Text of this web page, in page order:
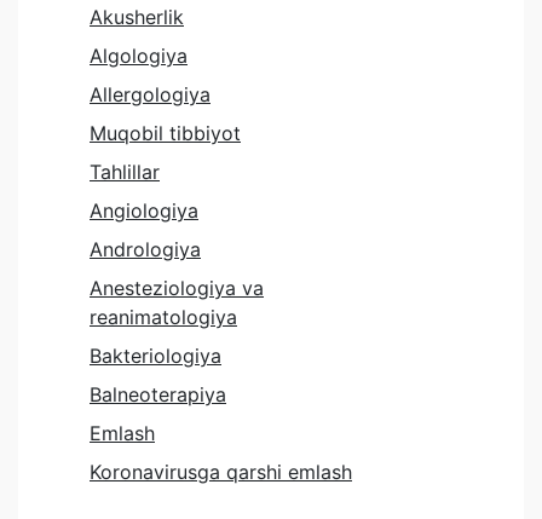
Akusherlik
Algologiya
Allergologiya
Muqobil tibbiyot
Tahlillar
Angiologiya
Andrologiya
Anesteziologiya va
reanimatologiya
Bakteriologiya
Balneoterapiya
Emlash
Koronavirusga qarshi emlash